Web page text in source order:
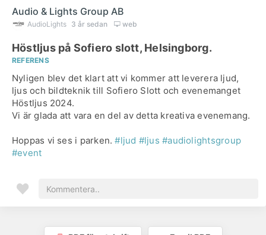
Audio & Lights Group AB
AudioLights 3 år sedan web
Höstljus på Sofiero slott, Helsingborg.
REFERENS
Nyligen blev det klart att vi kommer att leverera ljud,
ljus och bildteknik till Sofiero Slott och evenemanget
Höstljus 2024.
Vi är glada att vara en del av detta kreativa evenemang.
Hoppas vi ses i parken.#ljud #ljus #audiolightsgroup
#event